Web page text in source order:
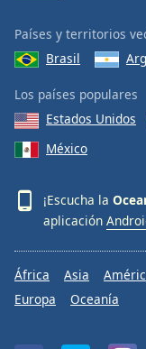
Países y territorios
Brasil
Los países populares
Estados Unidos
México
¡Escucha la
aplicación
África Asia
Europa
Oceanía